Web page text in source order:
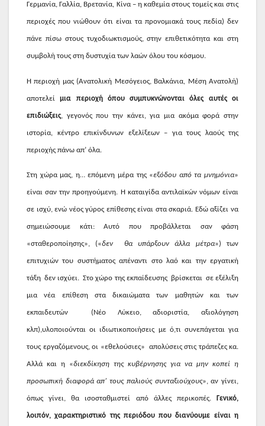
Γερμανία, Γαλλία, Βρετανία, Κίνα – η καθεμία στους τομείς και στις
περιοχές που νιώθουν ότι είναι τα προνομιακά τους πεδία) δεν
πάνε πίσω στους τυχοδιωκτισμούς, στην επιθετικότητα και στη
συμβολή τους στη δυστυχία των λαών όλου του κόσμου.
Η περιοχή μας (Ανατολική Μεσόγειος, Βαλκάνια, Μέση Ανατολή)
αποτελείμια περιοχή όπου συμπυκνώνονται όλες αυτές οι
επιδιώξεις, γεγονός που την κάνει, για μια ακόμα φορά στην
ιστορία, κέντρο επικίνδυνων εξελίξεων – για τους λαούς της
περιοχής πάνω απ’ όλα.
Στη χώρα μας, η… επόμενη μέρα της «εξόδου από τα μνημόνια»
είναι σαν την προηγούμενη. Η καταιγίδα αντιλαϊκών νόμων είναι
σε ισχύ, ενώ νέος γύρος επίθεσης είναι στα σκαριά. Εδώ αξίζει να
σημειώσουμε κάτι: Αυτό που προβάλλεται σαν φάση
«σταθεροποίησης», («δεν θα υπάρξουν άλλα μέτρα») των
επιτυχιών του συστήματος απέναντι στο λαό και την εργατική
τάξη δεν ισχύει. Στο χώρο της εκπαίδευσης βρίσκεται σε εξέλιξη
μια νέα επίθεση στα δικαιώματα των μαθητών και των
εκπαιδευτών (Νέο Λύκειο, αδιοριστία, αξιολόγηση
κλπ),υλοποιούνται οι ιδιωτικοποιήσεις με ό,τι συνεπάγεται για
τους εργαζόμενους, οι «εθελούσιες» απολύσεις στις τράπεζες κα.
Αλλά και η «διεκδίκηση της κυβέρνησης για να μην κοπεί η
προσωπική διαφορά απ’ τους παλιούς συνταξιούχους», αν γίνει,
όπως γίνει, θα ισοσταθμιστεί από άλλες περικοπές. Γενικό,
λοιπόν, χαρακτηριστικό της περιόδου που διανύουμε είναι η